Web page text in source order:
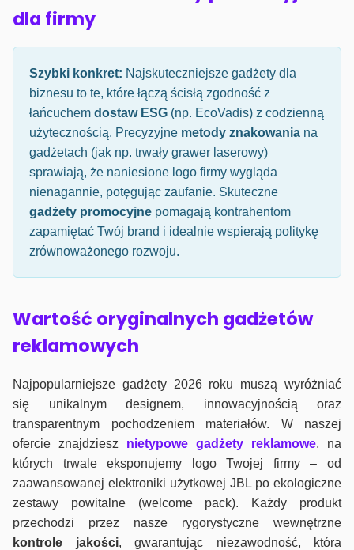
dla firmy
Szybki konkret: Najskuteczniejsze gadżety dla
biznesu to te, które łączą ścisłą zgodność z
łańcuchem dostaw ESG (np. EcoVadis) z codzienną
użytecznością. Precyzyjne metody znakowania na
gadżetach (jak np. trwały grawer laserowy)
sprawiają, że naniesione logo firmy wygląda
nienagannie, potęgując zaufanie. Skuteczne
gadżety promocyjne pomagają kontrahentom
zapamiętać Twój brand i idealnie wspierają politykę
zrównoważonego rozwoju.
Wartość oryginalnych gadżetów
reklamowych
Najpopularniejsze gadżety 2026 roku muszą wyróżniać
się unikalnym designem, innowacyjnością oraz
transparentnym pochodzeniem materiałów. W naszej
ofercie znajdziesz nietypowe gadżety reklamowe, na
których trwale eksponujemy logo Twojej firmy – od
zaawansowanej elektroniki użytkowej JBL po ekologiczne
zestawy powitalne (welcome pack). Każdy produkt
przechodzi przez nasze rygorystyczne wewnętrzne
kontrole jakości, gwarantując niezawodność, która